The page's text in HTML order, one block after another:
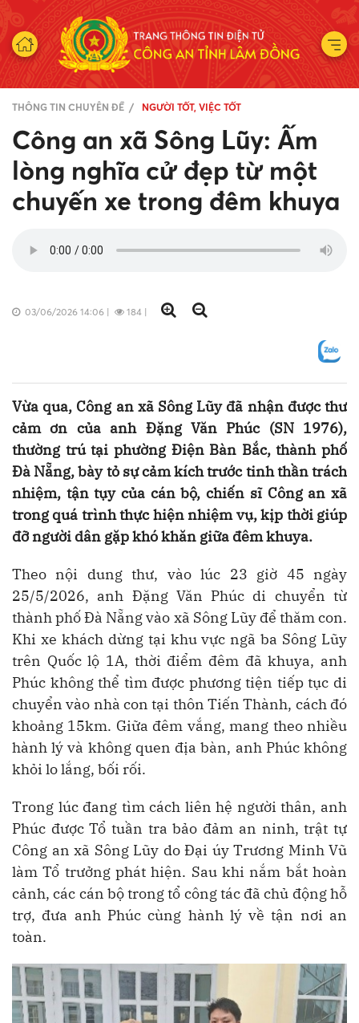
THÔNG TIN CHUYÊN ĐỀ NGƯỜI TỐT, VIỆC TỐT
Công an xã Sông Lũy: Ấm
lòng nghĩa cử đẹp từ một
chuyến xe trong đêm khuya
03/06/2026 14:06 | 184 |
Vừa qua, Công an xã Sông Lũy đã nhận được thư
cảm ơn của anh Đặng Văn Phúc (SN 1976),
thường trú tại phường Điện Bàn Bắc, thành phố
Đà Nẵng, bày tỏ sự cảm kích trước tinh thần trách
nhiệm, tận tụy của cán bộ, chiến sĩ Công an xã
trong quá trình thực hiện nhiệm vụ, kịp thời giúp
đỡ người dân gặp khó khăn giữa đêm khuya.
Theo nội dung thư, vào lúc 23 giờ 45 ngày
25/5/2026, anh Đặng Văn Phúc di chuyển từ
thành phố Đà Nẵng vào xã Sông Lũy để thăm con.
Khi xe khách dừng tại khu vực ngã ba Sông Lũy
trên Quốc lộ 1A, thời điểm đêm đã khuya, anh
Phúc không thể tìm được phương tiện tiếp tục di
chuyển vào nhà con tại thôn Tiến Thành, cách đó
khoảng 15km. Giữa đêm vắng, mang theo nhiều
hành lý và không quen địa bàn, anh Phúc không
khỏi lo lắng, bối rối.
Trong lúc đang tìm cách liên hệ người thân, anh
Phúc được Tổ tuần tra bảo đảm an ninh, trật tự
Công an xã Sông Lũy do Đại úy Trương Minh Vũ
làm Tổ trưởng phát hiện. Sau khi nắm bắt hoàn
cảnh, các cán bộ trong tổ công tác đã chủ động hỗ
trợ, đưa anh Phúc cùng hành lý về tận nơi an
toàn.